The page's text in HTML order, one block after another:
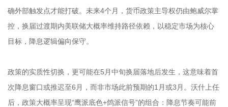
确外部触发点才能打破。未来4个月，货币政策主导权仍由鲍威尔掌
控，换届过渡期内美联储大概率维持路径依赖，以稳定市场为核心
目标，降息逻辑偏向保守。
政策的实质性切换，更可能在5月中旬换届落地后发生，这意味着首
次降息窗口或推迟至6月，而非市场此前预期的1月或3月。沃什上任
后，政策大概率呈现“鹰派底色+鸽派信号”的组合：降息节奏可能前